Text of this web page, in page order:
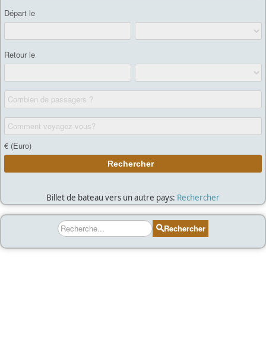
Billet de bateau vers un autre pays: Rechercher
Rechercher Rechercher